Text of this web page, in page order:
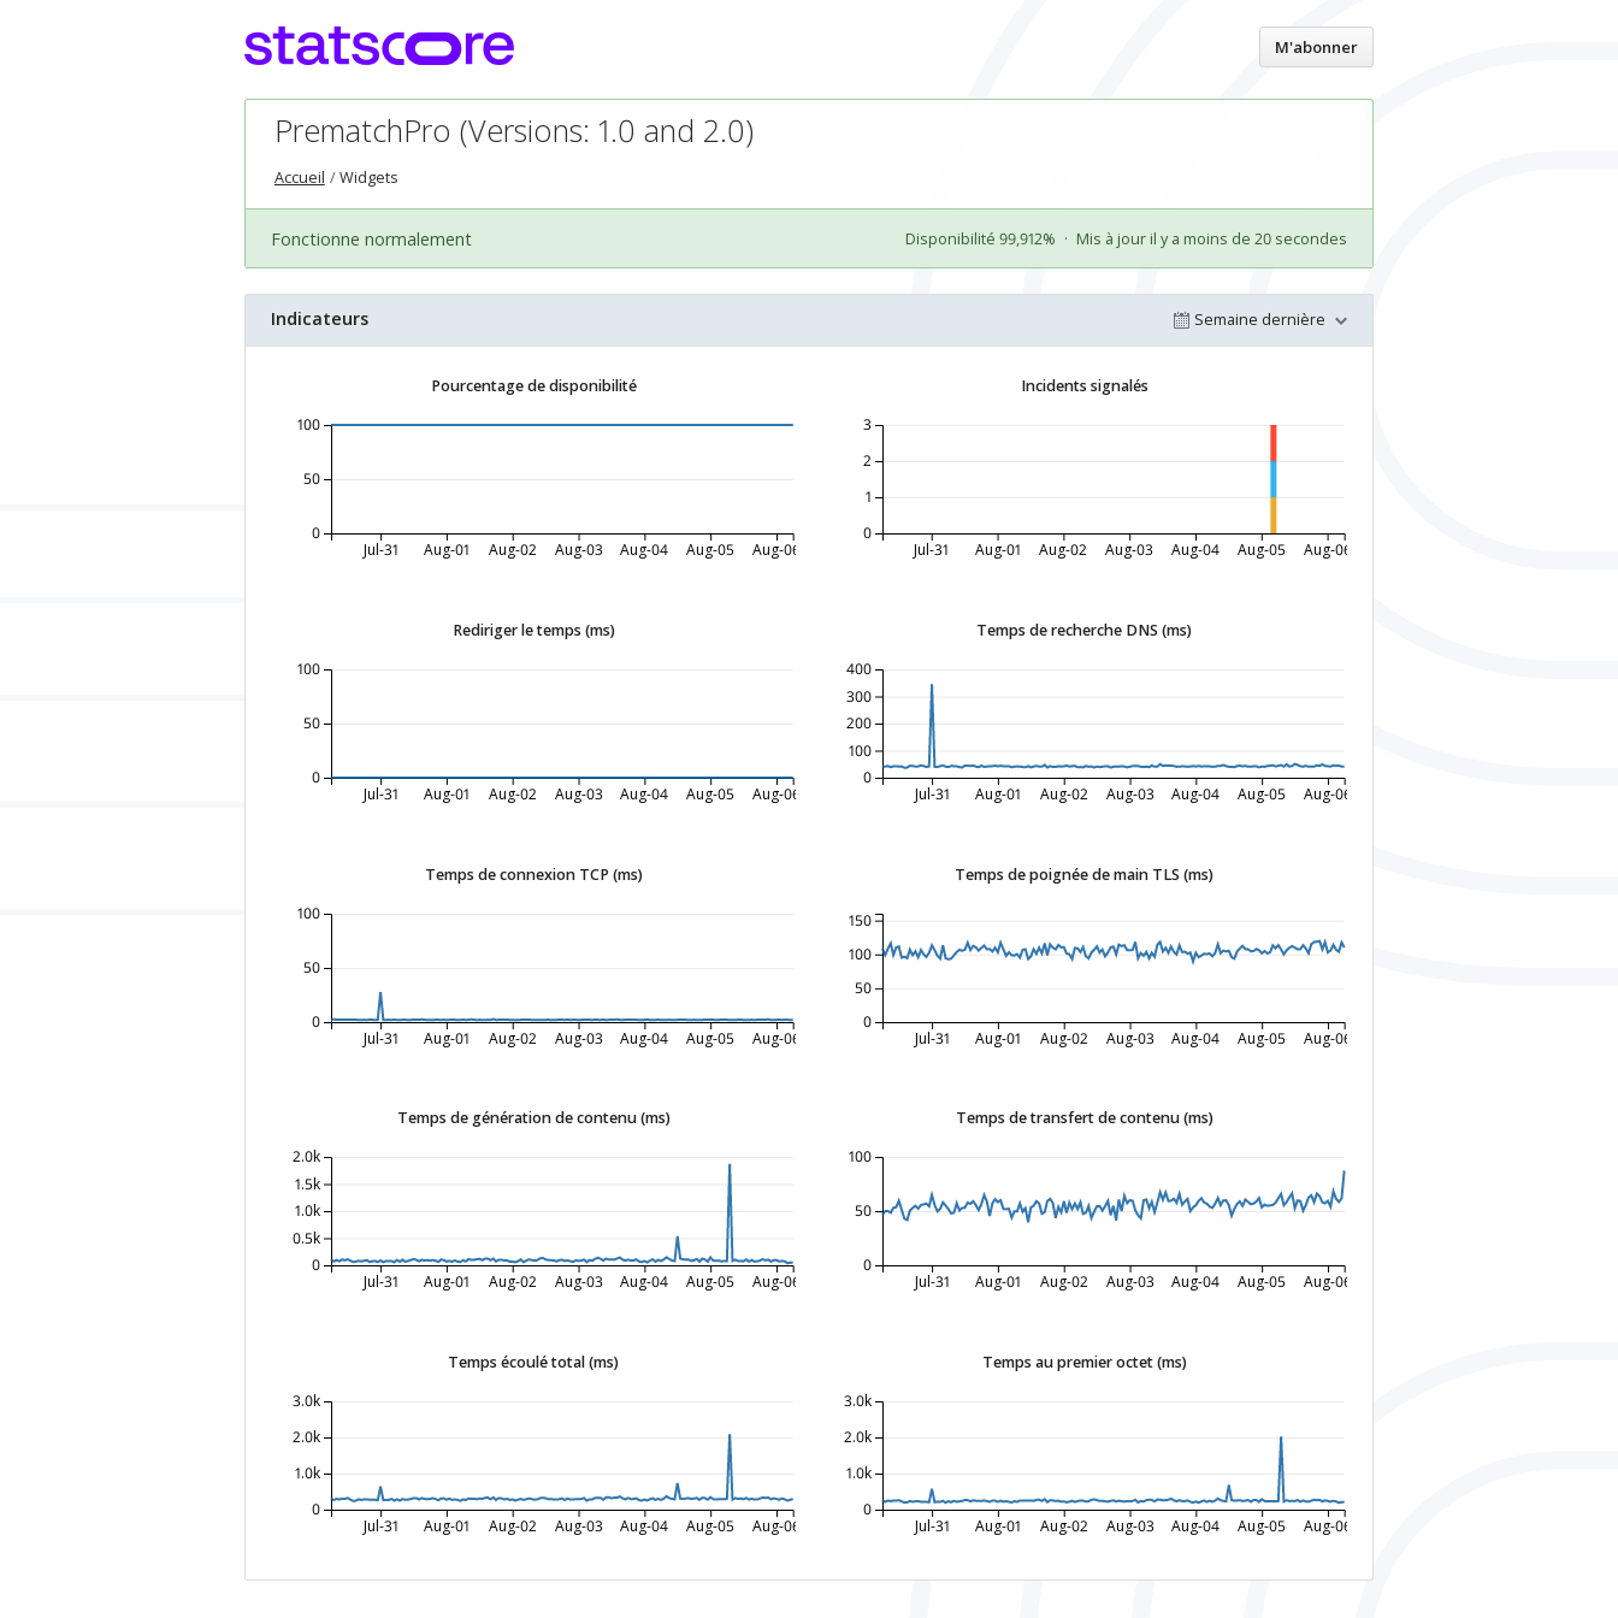
M'abonner
PrematchPro (Versions: 1.0 and 2.0)
Accueil Widgets
Fonctionne normalement Disponibilité 99,912% · Mis à jour il y a moins de 20 secondes
Indicateurs Semaine dernière
Pourcentage de disponibilité
Jul-31 Aug-01 Aug-02 Aug-03 Aug-04 Aug-05 Aug-06
0
50
100
Incidents signalés
Jul-31 Aug-01 Aug-02 Aug-03 Aug-04 Aug-05 Aug-06
0
1
2
3
Rediriger le temps (ms)
Jul-31 Aug-01 Aug-02 Aug-03 Aug-04 Aug-05 Aug-06
0
50
100
Temps de recherche DNS (ms)
Jul-31 Aug-01 Aug-02 Aug-03 Aug-04 Aug-05 Aug-06
0
100
200
300
400
Temps de connexion TCP (ms)
Jul-31 Aug-01 Aug-02 Aug-03 Aug-04 Aug-05 Aug-06
0
50
100
Temps de poignée de main TLS (ms)
Jul-31 Aug-01 Aug-02 Aug-03 Aug-04 Aug-05 Aug-06
0
50
100
150
Temps de génération de contenu (ms)
Jul-31 Aug-01 Aug-02 Aug-03 Aug-04 Aug-05 Aug-06
0
0.5k
1.0k
1.5k
2.0k
Temps de transfert de contenu (ms)
Jul-31 Aug-01 Aug-02 Aug-03 Aug-04 Aug-05 Aug-06
0
50
100
Temps écoulé total (ms)
Jul-31 Aug-01 Aug-02 Aug-03 Aug-04 Aug-05 Aug-06
0
1.0k
2.0k
3.0k
Temps au premier octet (ms)
Jul-31 Aug-01 Aug-02 Aug-03 Aug-04 Aug-05 Aug-06
0
1.0k
2.0k
3.0k